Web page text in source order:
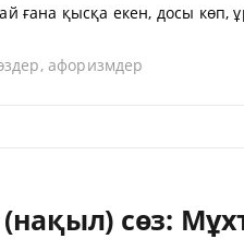
ғана қысқа екен, досы көп,
афоризмдер
сөз: